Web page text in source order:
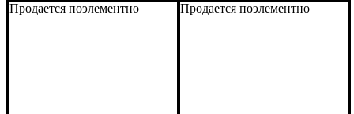
Продается поэлементно Продается поэлементно